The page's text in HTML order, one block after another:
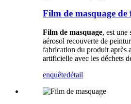
Film de masquage
Film de masquage, est une
aérosol recouverte de
fabrication du produit après
artificielle avec les déchets
enquêtedétail